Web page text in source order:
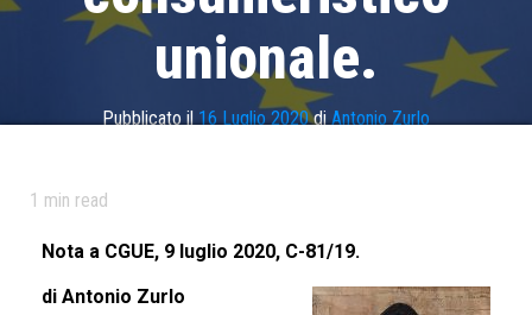
unionale.
Pubblicato il 16 Luglio 2020diAntonio Zurlo
contrattuale,diritto dei consumatori,diritto dei contratti
1 min read
Nota a CGUE, 9 luglio 2020, C-81/19.
di Antonio Zurlo